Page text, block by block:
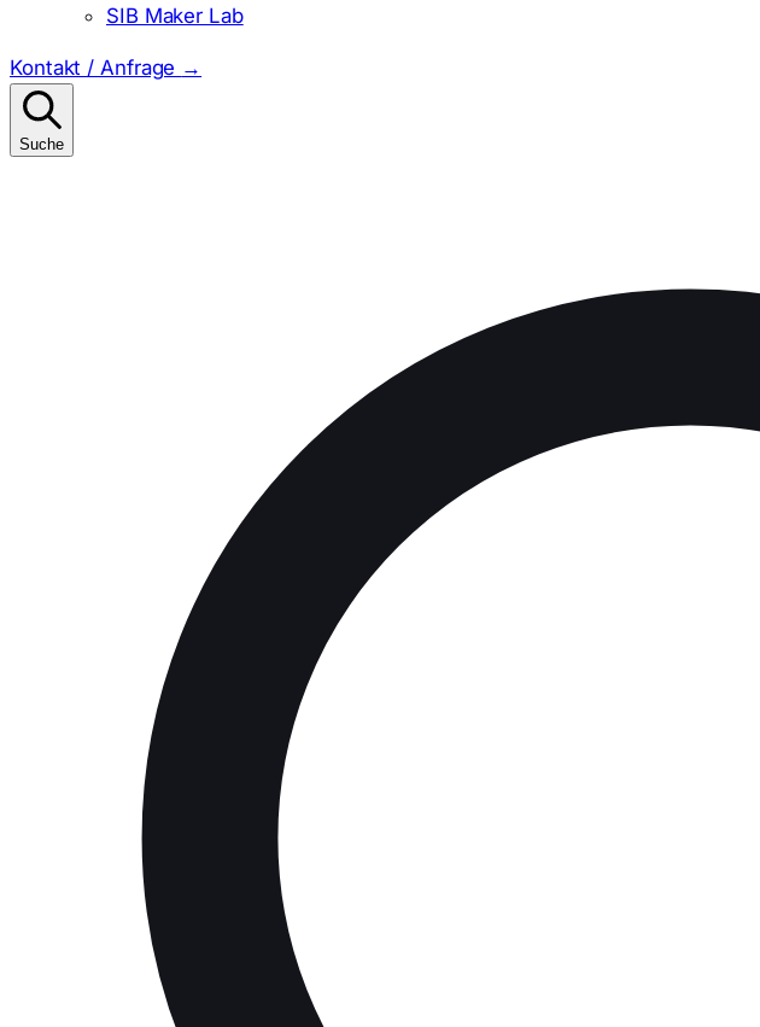
SIB Maker Lab
Kontakt / Anfrage →
Suche